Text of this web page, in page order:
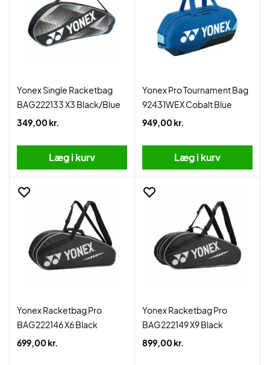
Yonex Single Racketbag
BAG222133 X3 Black/Blue
349,00 kr.
Læg i kurv
Yonex Pro Tournament Bag
92431WEX Cobalt Blue
949,00 kr.
Læg i kurv
Yonex Racketbag Pro
BAG222146 X6 Black
699,00 kr.
Yonex Racketbag Pro
BAG222149 X9 Black
899,00 kr.